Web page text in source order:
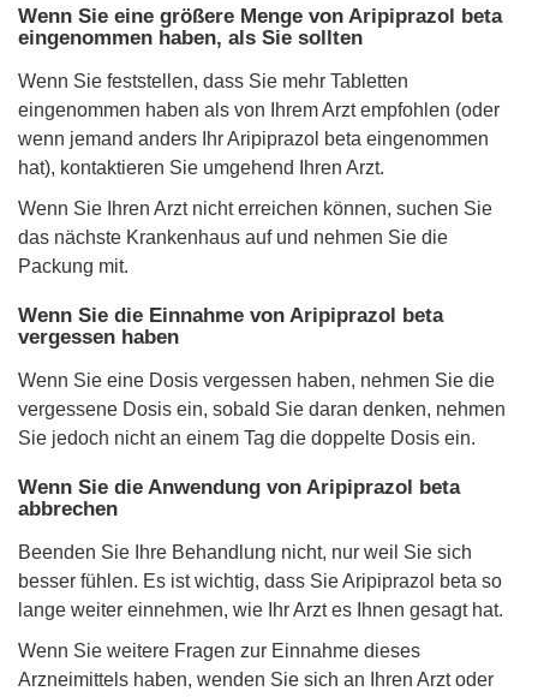
Wenn Sie eine größere Menge von Aripiprazol beta
eingenommen haben, als Sie sollten
Wenn Sie feststellen, dass Sie mehr Tabletten
eingenommen haben als von Ihrem Arzt empfohlen (oder
wenn jemand anders Ihr Aripiprazol beta eingenommen
hat), kontaktieren Sie umgehend Ihren Arzt.
Wenn Sie Ihren Arzt nicht erreichen können, suchen Sie
das nächste Krankenhaus auf und nehmen Sie die
Packung mit.
Wenn Sie die Einnahme von Aripiprazol beta
vergessen haben
Wenn Sie eine Dosis vergessen haben, nehmen Sie die
vergessene Dosis ein, sobald Sie daran denken, nehmen
Sie jedoch nicht an einem Tag die doppelte Dosis ein.
Wenn Sie die Anwendung von Aripiprazol beta
abbrechen
Beenden Sie Ihre Behandlung nicht, nur weil Sie sich
besser fühlen. Es ist wichtig, dass Sie Aripiprazol beta so
lange weiter einnehmen, wie Ihr Arzt es Ihnen gesagt hat.
Wenn Sie weitere Fragen zur Einnahme dieses
Arzneimittels haben, wenden Sie sich an Ihren Arzt oder